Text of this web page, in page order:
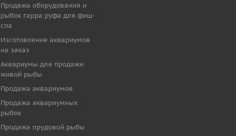
Продажа оборудования и
рыбок гарра руфа для фиш-
спа
Изготовление аквариумов
на заказ
Аквариумы для продажи
живой рыбы
Продажа аквариумов
Продажа аквариумных
рыбок
Продажа прудовой рыбы